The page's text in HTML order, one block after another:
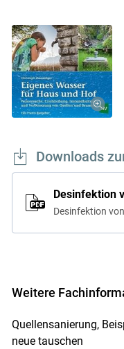
Downloads
Desinfektion
Desinfektion
Weitere
Quellensanierung,
neue tauschen